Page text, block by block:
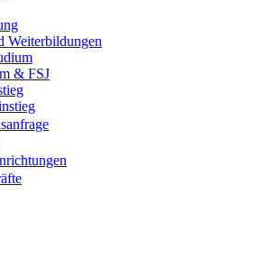
Weiterbildungen
& FSJ